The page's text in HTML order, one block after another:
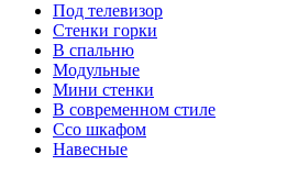
Под телевизор
Стенки горки
В спальню
Модульные
Мини стенки
В современном стиле
Ссо шкафом
Навесные